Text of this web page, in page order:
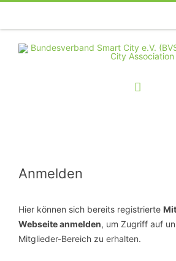
TelefonFacebookTwitterYoutubeInstagramLinkedinRSS
Anmelden
Hier können sich bereits registrierte
Webseite anmelden, um Zugriff auf
Mitglieder-Bereich zu erhalten.